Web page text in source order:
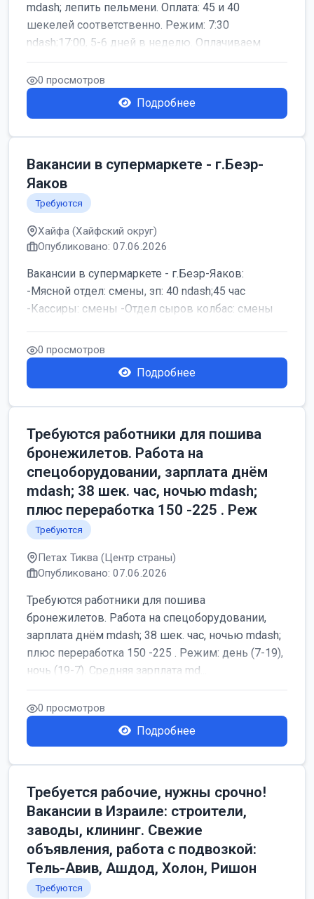
mdash; лепить пельмени. Оплата: 45 и 40
шекелей соответственно. Режим: 7:30
ndash;17:00, 5-6 дней в неделю. Оплачиваем
дор...
0 просмотров
Подробнее
Вакансии в супермаркете - г.Беэр-
Яаков
Требуются
Хайфа (Хайфский округ)
Опубликовано: 07.06.2026
Вакансии в супермаркете - г.Беэр-Яаков:
-Мясной отдел: смены, зп: 40 ndash;45 час
-Кассиры: смены -Отдел сыров колбас: смены
0 просмотров
Подробнее
Требуются работники для пошива
бронежилетов. Работа на
спецоборудовании, зарплата днём
mdash; 38 шек. час, ночью mdash;
плюс переработка 150 -225 . Реж
Требуются
Петах Тиква (Центр страны)
Опубликовано: 07.06.2026
Требуются работники для пошива
бронежилетов. Работа на спецоборудовании,
зарплата днём mdash; 38 шек. час, ночью mdash;
плюс переработка 150 -225 . Режим: день (7-19),
ночь (19-7). Средняя зарплата md...
0 просмотров
Подробнее
Требуется рабочие, нужны срочно!
Вакансии в Израиле: строители,
заводы, клининг. Свежие
объявления, работа с подвозкой:
Тель-Авив, Ашдод, Холон, Ришон
Требуются